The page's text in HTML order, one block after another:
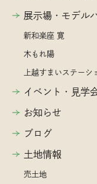
展示場・モデル
新和楽座 寛
木もれ陽
上越すまいステーシ
イベント・見学
お知らせ
ブログ
土地情報
売土地